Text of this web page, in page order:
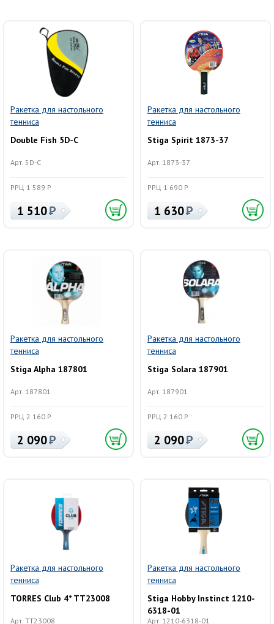
Ракетка для настольного
тенниса
Double Fish 5D-C
Арт. 5D-C
РРЦ 1 589 Р
1 510
Ракетка для настольного
тенниса
Stiga Spirit 1873-37
Арт. 1873-37
РРЦ 1 690 Р
1 630
Ракетка для настольного
тенниса
Stiga Alpha 187801
Арт. 187801
РРЦ 2 160 Р
2 090
Ракетка для настольного
тенниса
Stiga Solara 187901
Арт. 187901
РРЦ 2 160 Р
2 090
Ракетка для настольного
тенниса
TORRES Club 4* TT23008
Арт. TT23008
Ракетка для настольного
тенниса
Stiga Hobby Instinct 1210-
6318-01
Арт. 1210-6318-01